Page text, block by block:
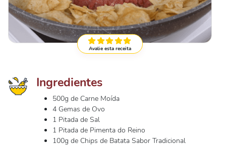
Avalie esta receita
Ingredientes
500g de Carne Moída
4 Gemas de Ovo
1 Pitada de Sal
1 Pitada de Pimenta do Reino
100g de Chips de Batata Sabor Tradicional